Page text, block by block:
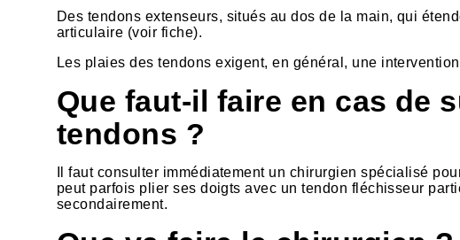
Des tendons extenseurs, situés au dos de la main, qui
articulaire (voir fiche).
Les plaies des tendons exigent, en général, une
Que faut-il faire en cas de
tendons ?
Il faut consulter immédiatement un chirurgien spécialisé
peut parfois plier ses doigts avec un tendon fléchisseur
secondairement.